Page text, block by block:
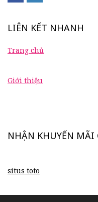
LIÊN KẾT NHANH
Trang chủ
Giới thiệu
NHẬN KHUYẾN MÃI
situs toto